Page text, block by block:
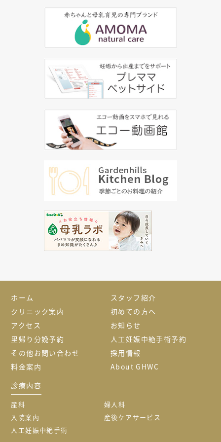
ホーム
スタッフ紹介
クリニック案内
初めての方へ
アクセス
お知らせ
里帰り分娩予約
人工妊娠中絶手術予約
その他お問い合わせ
採用情報
料金案内
About GHWC
診療内容
産科
婦人科
入院案内
産後ケアサービス
人工妊娠中絶手術